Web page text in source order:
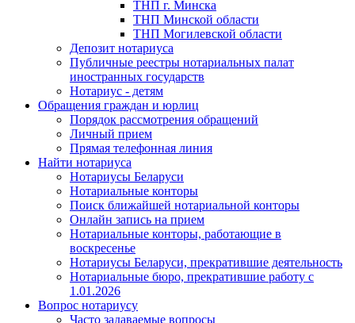
ТНП г. Минска
ТНП Минской области
ТНП Могилевской области
Депозит нотариуса
Публичные реестры нотариальных палат
иностранных государств
Нотариус - детям
Обращения граждан и юрлиц
Порядок рассмотрения обращений
Личный прием
Прямая телефонная линия
Найти нотариуса
Нотариусы Беларуси
Нотариальные конторы
Поиск ближайшей нотариальной конторы
Онлайн запись на прием
Нотариальные конторы, работающие в
воскресенье
Нотариусы Беларуси, прекратившие деятельность
Нотариальные бюро, прекратившие работу с
1.01.2026
Вопрос нотариусу
Часто задаваемые вопросы